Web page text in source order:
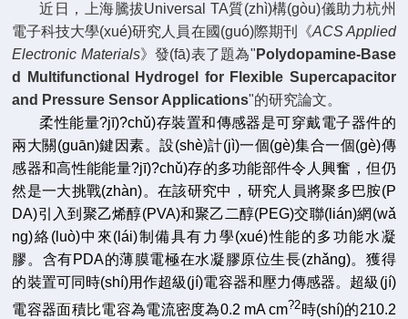
近日，上海騰拔Universal TA質(zhì)構(gòu)儀助力杭州
電子科技大學(xué)研究人員在國(guó)際期刊《ACS Applied
Electronic Materials》發(fā)表了題為" Polydopamine-Base
d Multifunctional Hydrogel for Flexible Supercapacitor
and Pressure Sensor Applications"的研究論文。
柔性能量?jī)?chǔ)存裝置和傳感器是可穿戴電子器件的
兩大關(guān)鍵因素。設(shè)計(jì)一個(gè)集合一個(gè)傳
感器和高性能能量?jī)?chǔ)存的多功能部件令人興奮，但仍
然是一大挑戰(zhàn)。在該研究中，研究人員將聚多巴胺(P
DA)引入到聚乙烯醇(PVA)和聚乙二醇(PEG)交聯(lián)網(wǎ
ng)絡(luò)中來(lái)制備具有力學(xué)性能的多功能水凝
膠。含有PDA的薄膜電極在水凝膠原位生長(zhǎng)。獲得
的裝置可同時(shí)用作超級(jí)電容器和壓力傳感器。超級(jí)
電容器面積比電容為電流密度為0.2 mA cm?2時(shí)的210.2